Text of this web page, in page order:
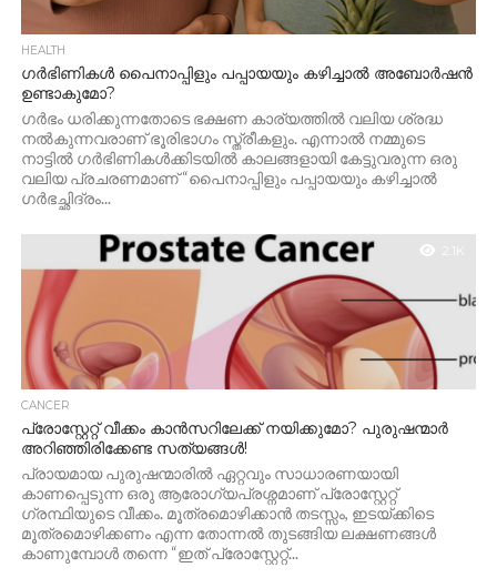
HEALTH
ഗർഭിണികൾ പൈനാപ്പിളും പപ്പായയും കഴിച്ചാൽ അബോർഷൻ
ഉണ്ടാകുമോ?
ഗർഭം ധരിക്കുന്നതോടെ ഭക്ഷണ കാര്യത്തിൽ വലിയ ശ്രദ്ധ
നൽകുന്നവരാണ് ഭൂരിഭാഗം സ്ത്രീകളും. എന്നാൽ നമ്മുടെ
നാട്ടിൽ ഗർഭിണികൾക്കിടയിൽ കാലങ്ങളായി കേട്ടുവരുന്ന ഒരു
വലിയ പ്രചരണമാണ് “പൈനാപ്പിളും പപ്പായയും കഴിച്ചാൽ
ഗർഭച്ഛിദ്രം...
2.1K
CANCER
പ്രോസ്റ്റേറ്റ് വീക്കം കാൻസറിലേക്ക് നയിക്കുമോ? പുരുഷന്മാർ
അറിഞ്ഞിരിക്കേണ്ട സത്യങ്ങൾ!
പ്രായമായ പുരുഷന്മാരിൽ ഏറ്റവും സാധാരണയായി
കാണപ്പെടുന്ന ഒരു ആരോഗ്യപ്രശ്നമാണ് പ്രോസ്റ്റേറ്റ്
ഗ്രന്ഥിയുടെ വീക്കം. മൂത്രമൊഴിക്കാൻ തടസ്സം, ഇടയ്ക്കിടെ
മൂത്രമൊഴിക്കണം എന്ന തോന്നൽ തുടങ്ങിയ ലക്ഷണങ്ങൾ
കാണുമ്പോൾ തന്നെ “ഇത് പ്രോസ്റ്റേറ്റ്...